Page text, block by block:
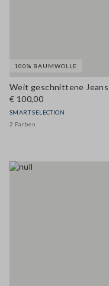
100% BAUMWOLLE
€ 100,00
SMART SELECTION
2 Farben